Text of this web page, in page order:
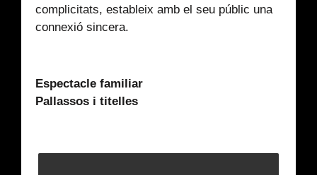
complicitats, estableix amb el seu públic una
connexió sincera.
Espectacle familiar
Pallassos i titelles